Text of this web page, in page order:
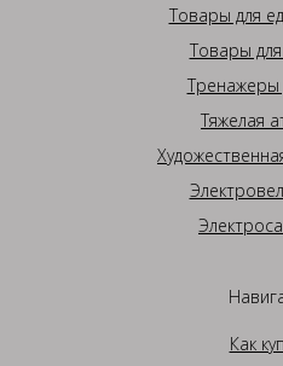
Товары для
Товары
Тренажеры
Тяжелая
Как